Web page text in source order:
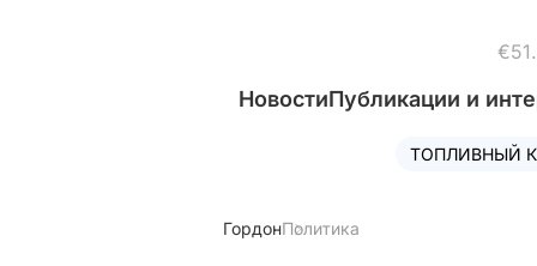
НовостиПубликации и
ТОПЛИВНЫЙ
ГордонПолитика